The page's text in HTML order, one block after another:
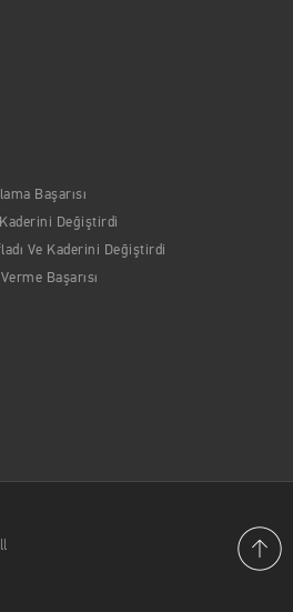
Başarısı
Değiştirdi
Ve Kaderini Değiştirdi
Başarısı